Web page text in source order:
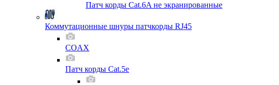
Патч корды Cat.6A не экранированные
Коммутационные шнуры патчкорды RJ45
COAX
Патч корды Cat.5e